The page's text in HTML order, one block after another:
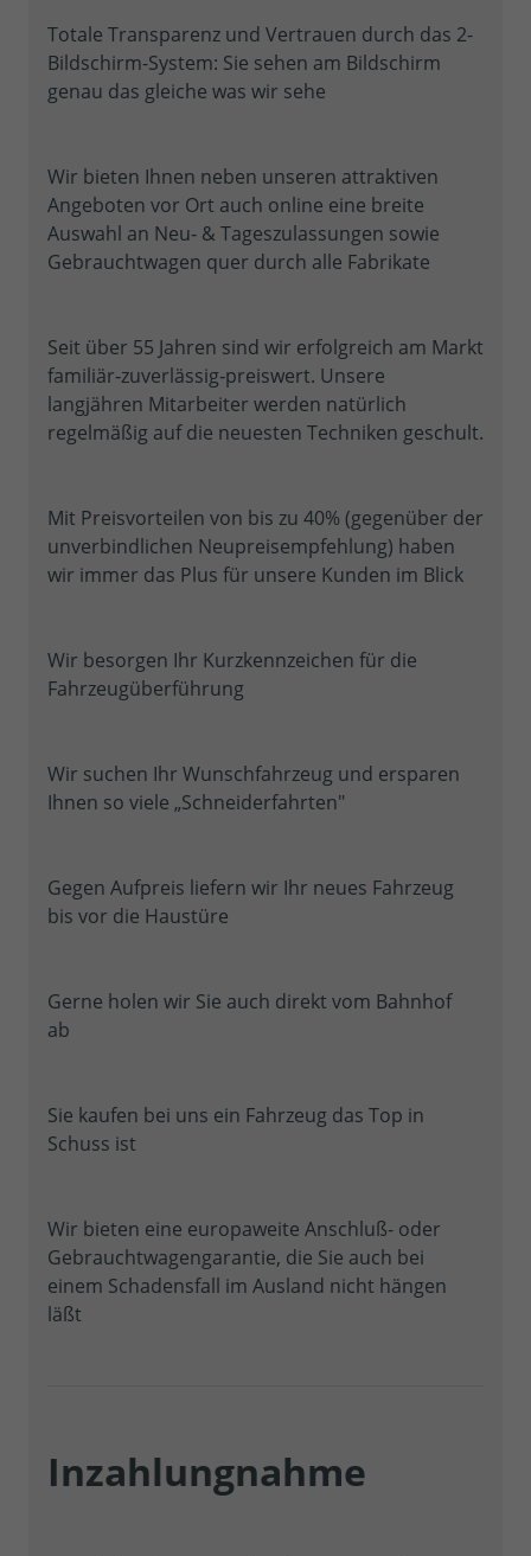
Totale Transparenz und Vertrauen durch das 2-
Bildschirm-System: Sie sehen am Bildschirm
genau das gleiche was wir sehe
Wir bieten Ihnen neben unseren attraktiven
Angeboten vor Ort auch online eine breite
Auswahl an Neu‐ & Tageszulassungen sowie
Gebrauchtwagen quer durch alle Fabrikate
Seit über 55 Jahren sind wir erfolgreich am Markt
familiär‐zuverlässig‐preiswert. Unsere
langjähren Mitarbeiter werden natürlich
regelmäßig auf die neuesten Techniken geschult.
Mit Preisvorteilen von bis zu 40% (gegenüber der
unverbindlichen Neupreisempfehlung) haben
wir immer das Plus für unsere Kunden im Blick
Wir besorgen Ihr Kurzkennzeichen für die
Fahrzeugüberführung
Wir suchen Ihr Wunschfahrzeug und ersparen
Ihnen so viele „Schneiderfahrten"
Gegen Aufpreis liefern wir Ihr neues Fahrzeug
bis vor die Haustüre
Gerne holen wir Sie auch direkt vom Bahnhof
ab
Sie kaufen bei uns ein Fahrzeug das Top in
Schuss ist
Wir bieten eine europaweite Anschluß- oder
Gebrauchtwagengarantie, die Sie auch bei
einem Schadensfall im Ausland nicht hängen
läßt
Inzahlungnahme